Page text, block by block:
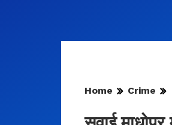
Home Crime